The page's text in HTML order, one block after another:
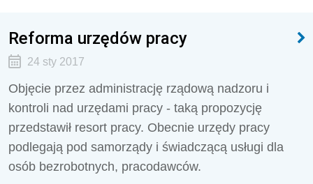
Reforma urzędów pracy
24 sty 2017
Objęcie przez administrację rządową nadzoru i
kontroli nad urzędami pracy - taką propozycję
przedstawił resort pracy. Obecnie urzędy pracy
podlegają pod samorządy i świadczącą usługi dla
osób bezrobotnych, pracodawców.